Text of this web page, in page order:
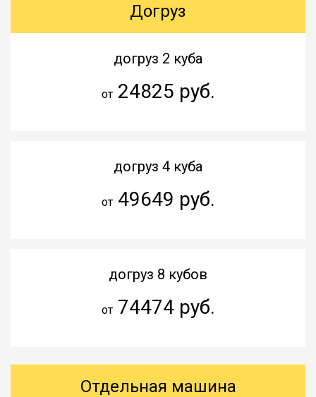
Догруз
догруз 2 куба
от24825 руб.
догруз 4 куба
от49649 руб.
догруз 8 кубов
от74474 руб.
Отдельная машина